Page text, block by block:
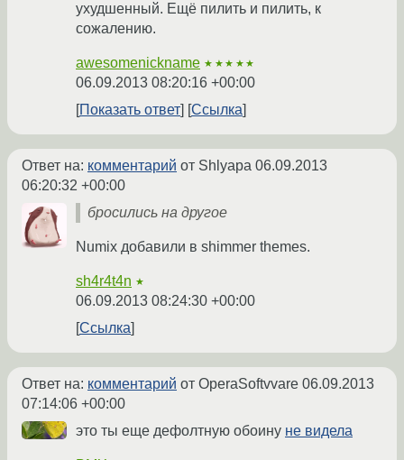
ухудшенный. Ещё пилить и пилить, к
сожалению.
awesomenickname ★★★★★
06.09.2013 08:20:16 +00:00
Показать ответ
Ссылка
Ответ на: комментарий от Shlyapa 06.09.2013
06:20:32 +00:00
бросились на другое
Numix добавили в shimmer themes.
sh4r4t4n ★
06.09.2013 08:24:30 +00:00
Ссылка
Ответ на: комментарий от OperaSoftvvare 06.09.2013
07:14:06 +00:00
это ты еще дефолтную обоину не видела